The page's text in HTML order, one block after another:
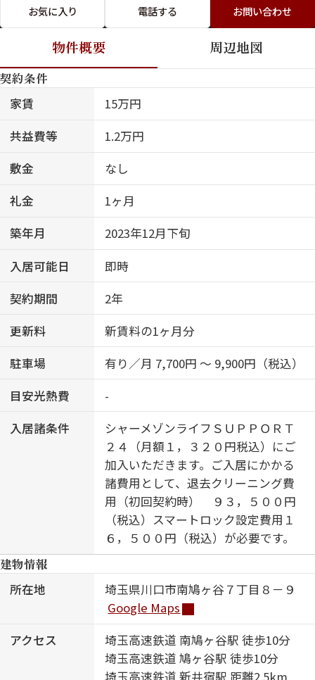
お気に入り 電話する お問い合わせ
物件概要 周辺地図
契約条件
家賃
15万円
共益費等
1.2万円
敷金
なし
礼金
1ヶ月
築年月
2023年12月下旬
入居可能日
即時
契約期間
2年
更新料
新賃料の1ヶ月分
駐車場
有り／月 7,700円 ～ 9,900円（税込）
目安光熱費
-
入居諸条件
シャーメゾンライフＳＵＰＰＯＲＴ
２４（月額１，３２０円税込）にご
加入いただきます。ご入居にかかる
諸費用として、退去クリーニング費
用（初回契約時） ９３，５００円
（税込）スマートロック設定費用１
６，５００円（税込）が必要です。
建物情報
所在地
埼玉県川口市南鳩ヶ谷７丁目８－９
Google Maps
アクセス
埼玉高速鉄道 南鳩ヶ谷駅 徒歩10分
埼玉高速鉄道 鳩ヶ谷駅 徒歩10分